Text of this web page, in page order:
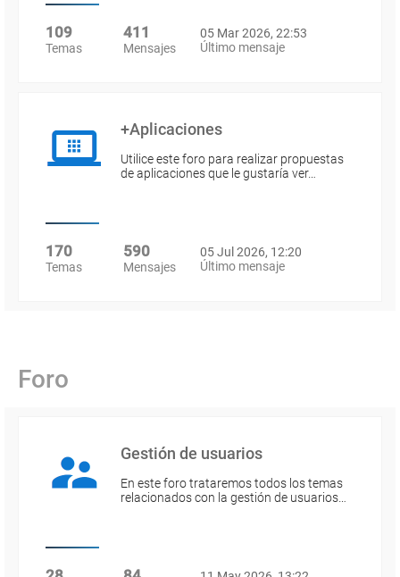
109
Temas
411
Mensajes
05 Mar 2026, 22:53
Último mensaje
+Aplicaciones
Utilice este foro para realizar propuestas
de aplicaciones que le gustaría ver…
170
Temas
590
Mensajes
05 Jul 2026, 12:20
Último mensaje
Foro
Gestión de usuarios
En este foro trataremos todos los temas
relacionados con la gestión de usuarios…